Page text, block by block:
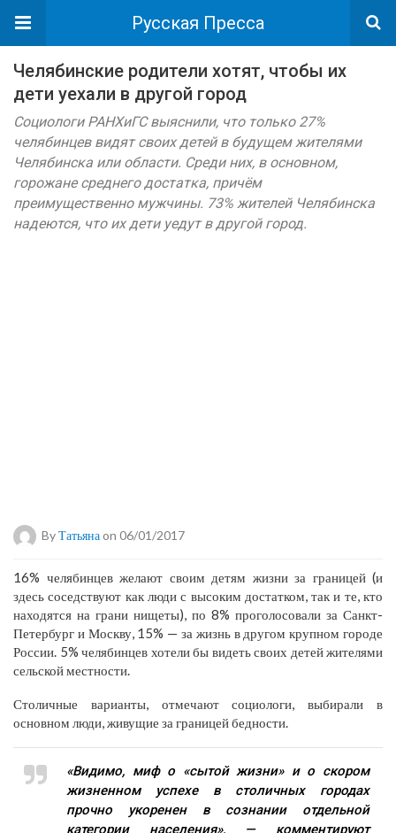
Русская Пресса
Челябинские родители хотят, чтобы их
дети уехали в другой город
Социологи РАНХиГС выяснили, что только 27%
челябинцев видят своих детей в будущем жителями
Челябинска или области. Среди них, в основном,
горожане среднего достатка, причём
преимущественно мужчины. 73% жителей Челябинска
надеются, что их дети уедут в другой город.
ByТатьянаon 06/01/2017
16% челябинцев желают своим детям жизни за границей (и
здесь соседствуют как люди с высоким достатком, так и те, кто
находятся на грани нищеты), по 8% проголосовали за Санкт-
Петербург и Москву, 15% — за жизнь в другом крупном городе
России. 5% челябинцев хотели бы видеть своих детей жителями
сельской местности.
Столичные варианты, отмечают социологи, выбирали в
основном люди, живущие за границей бедности.
«Видимо, миф о «сытой жизни» и о скором
жизненном успехе в столичных городах
прочно укоренен в сознании отдельной
категории населения», — комментируют